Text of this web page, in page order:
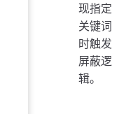
现指定
关键词
时触发
屏蔽逻
辑。